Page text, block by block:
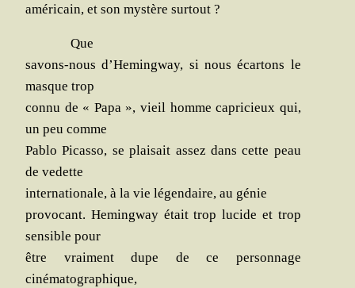
amé­ri­cain, et son mys­tère surtout ?
Que
savons-nous d’Hemingway, si nous écar­tons le
masque trop
connu de « Papa », vieil homme capri­cieux qui,
un peu comme
Pablo Picas­so, se plai­sait assez dans cette peau
de vedette
inter­na­tio­nale, à la vie légen­daire, au génie
pro­vo­cant. Heming­way était trop lucide et trop
sen­sible pour
être vrai­ment dupe de ce per­son­nage
cinématographique,